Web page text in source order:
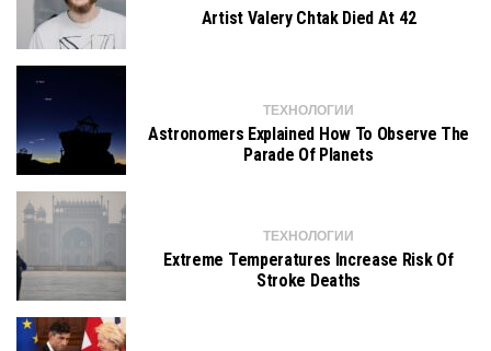
Artist Valery Chtak Died At 42
ТЕХНОЛОГИИ
Astronomers Explained How To Observe The
Parade Of Planets
ТЕХНОЛОГИИ
Extreme Temperatures Increase Risk Of
Stroke Deaths